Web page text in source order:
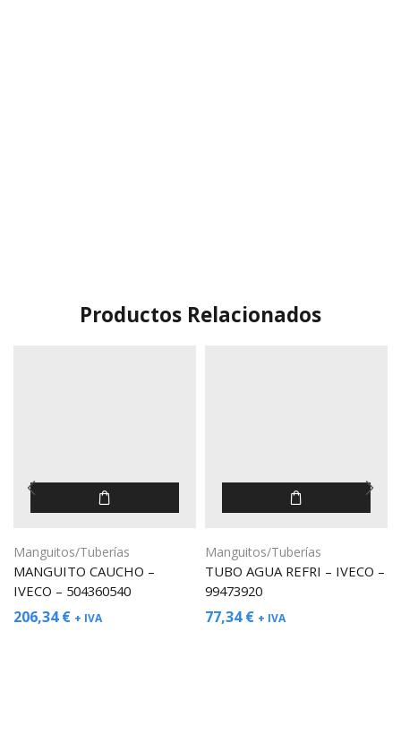
Productos Relacionados
Manguitos/Tuberías
MANGUITO CAUCHO –
IVECO – 504360540
206,34€ + IVA
Manguitos/Tuberías
TUBO AGUA REFRI – IVECO –
99473920
77,34€ + IVA